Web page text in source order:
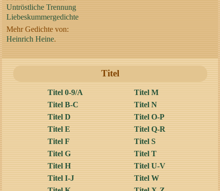
Untröstliche Trennung
Liebeskummergedichte
Mehr Gedichte von:
Heinrich Heine.
Titel
Titel 0-9/A
Titel B-C
Titel D
Titel E
Titel F
Titel G
Titel H
Titel I-J
Titel M
Titel N
Titel O-P
Titel Q-R
Titel S
Titel T
Titel U-V
Titel W